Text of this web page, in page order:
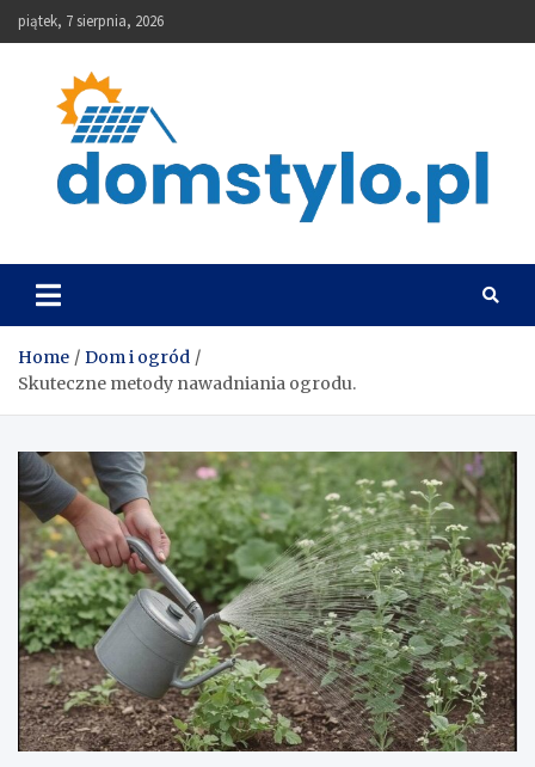
Skip
to
piątek, 7 sierpnia, 2026
DomStylo
Home
Dom i ogród
Skuteczne metody nawadniania ogrodu.